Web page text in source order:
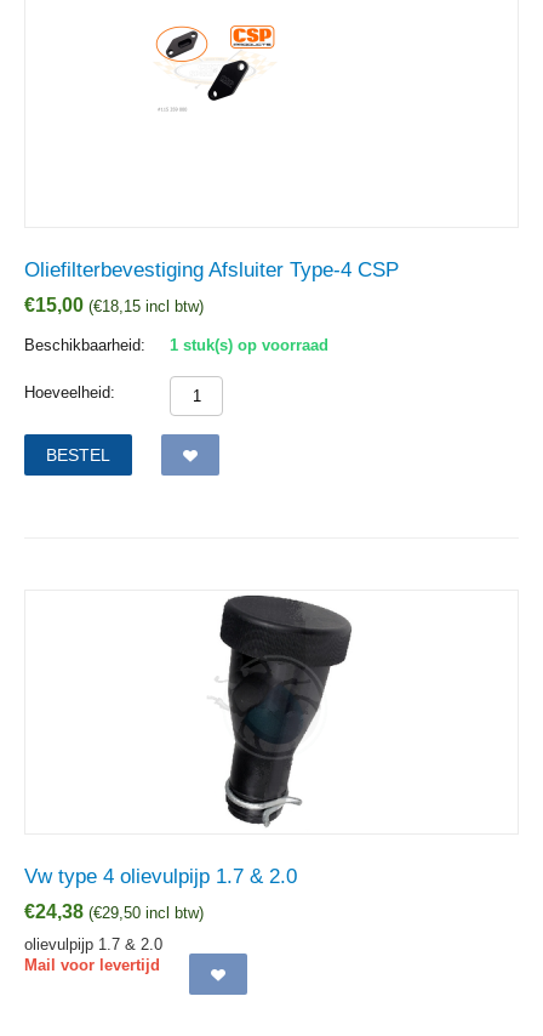
Oliefilterbevestiging Afsluiter Type-4 CSP
€15,00 (€18,15 incl btw)
Beschikbaarheid: 1 stuk(s) op voorraad
Hoeveelheid:
BESTEL
Vw type 4 olievulpijp 1.7 & 2.0
€24,38 (€29,50 incl btw)
olievulpijp 1.7 & 2.0
Mail voor levertijd